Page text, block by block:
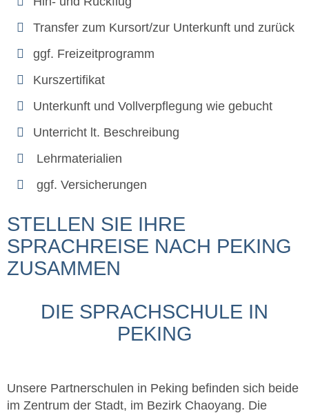
Transfer zum Kursort/zur Unterkunft und zurück
ggf. Freizeitprogramm
Kurszertifikat
Unterkunft und Vollverpflegung wie gebucht
Unterricht lt. Beschreibung
Lehrmaterialien
ggf. Versicherungen
STELLEN SIE IHRE
SPRACHREISE NACH PEKING
ZUSAMMEN
DIE SPRACHSCHULE IN
PEKING
Unsere Partnerschulen in Peking befinden sich beide
im Zentrum der Stadt, im Bezirk Chaoyang. Die